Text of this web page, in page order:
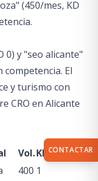
(450/mes, KD
0) y "seo alicante"
El
y turismo con
CRO en Alicante
Vol.KD
400 1
CONTACTAR